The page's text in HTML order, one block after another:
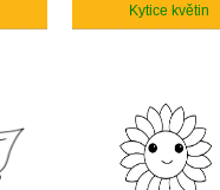
Kytice květin